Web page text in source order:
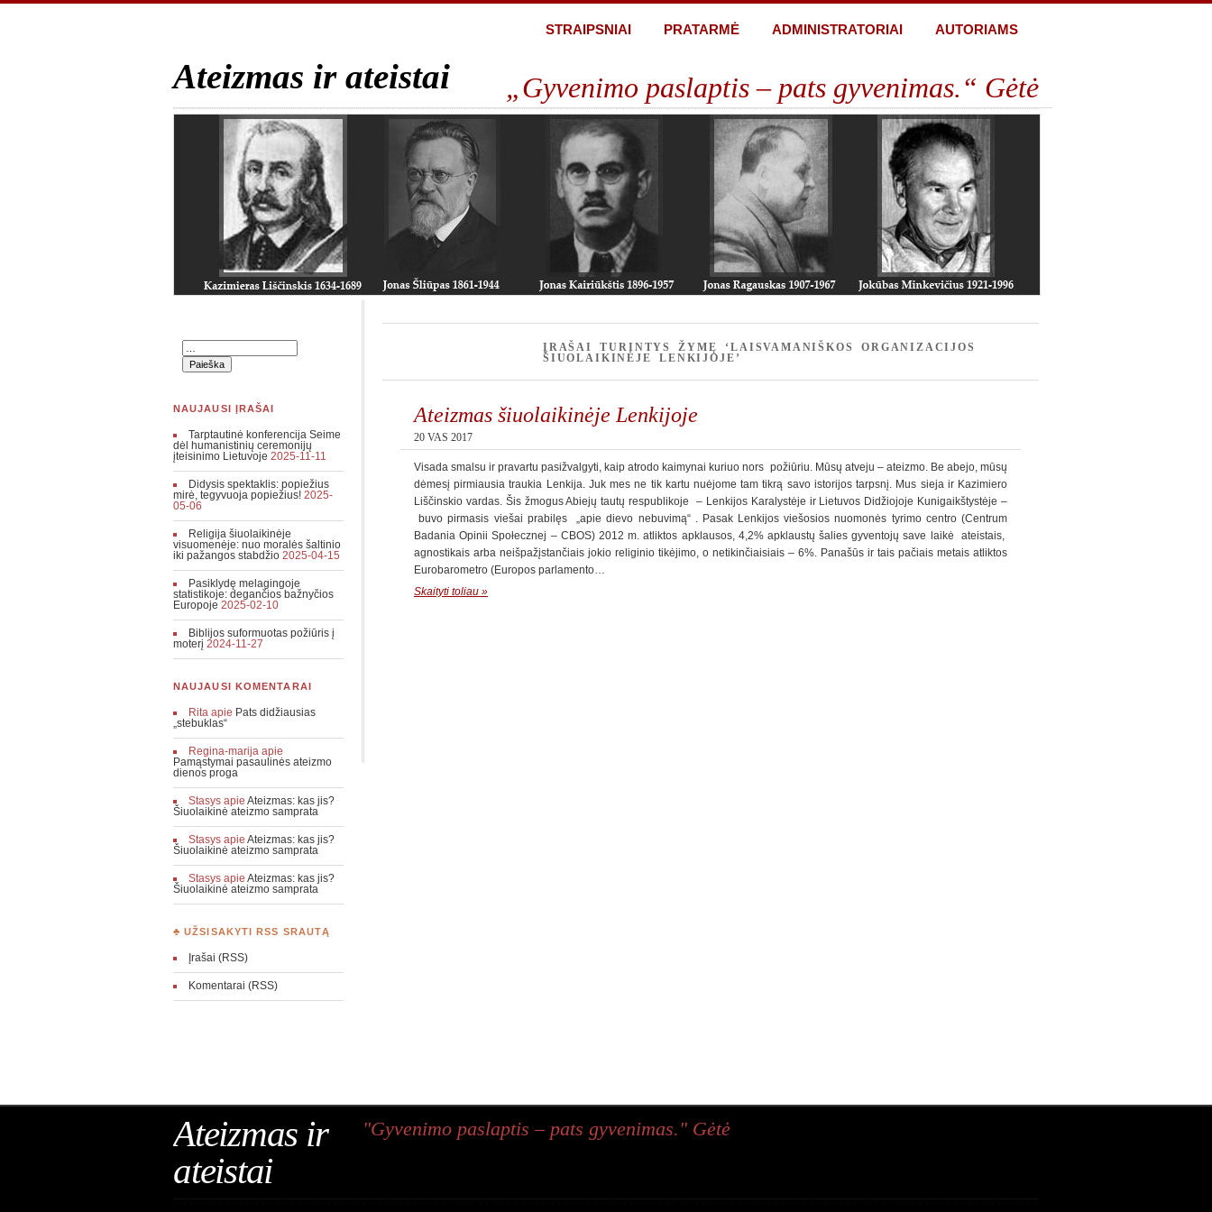
STRAIPSNIAI PRATARMĖ ADMINISTRATORIAI AUTORIAMS
Ateizmas ir ateistai „Gyvenimo paslaptis – pats gyvenimas.“ Gėtė
ĮRAŠAI TURINTYS ŽYMĘ ‘LAISVAMANIŠKOS ORGANIZACIJOS
ŠIUOLAIKINĖJE LENKIJOJE’
Ateizmas šiuolaikinėje Lenkijoje
20 VAS 2017
Visada smalsu ir pravartu pasižvalgyti, kaip atrodo kaimynai kuriuo nors požiūriu. Mūsų atveju – ateizmo. Be abejo, mūsų
dėmesį pirmiausia traukia Lenkija. Juk mes ne tik kartu nuėjome tam tikrą savo istorijos tarpsnį. Mus sieja ir Kazimiero
Liščinskio vardas. Šis žmogus Abiejų tautų respublikoje – Lenkijos Karalystėje ir Lietuvos Didžiojoje Kunigaikštystėje –
buvo pirmasis viešai prabilęs „apie dievo nebuvimą“ . Pasak Lenkijos viešosios nuomonės tyrimo centro (Centrum
Badania Opinii Społecznej – CBOS) 2012 m. atliktos apklausos, 4,2% apklaustų šalies gyventojų save laikė ateistais,
agnostikais arba neišpažįstančiais jokio religinio tikėjimo, o netikinčiaisiais – 6%. Panašūs ir tais pačiais metais atliktos
Eurobarometro (Europos parlamento…
Skaityti toliau »
NAUJAUSI ĮRAŠAI
Tarptautinė konferencija Seime
dėl humanistinių ceremonijų
įteisinimo Lietuvoje 2025-11-11
Didysis spektaklis: popiežius
mirė, tegyvuoja popiežius! 2025-
05-06
Religija šiuolaikinėje
visuomenėje: nuo moralės šaltinio
iki pažangos stabdžio 2025-04-15
Pasiklydę melagingoje
statistikoje: degančios bažnyčios
Europoje 2025-02-10
Biblijos suformuotas požiūris į
moterį 2024-11-27
NAUJAUSI KOMENTARAI
Rita apie Pats didžiausias
„stebuklas“
Regina-marija apie
Pamąstymai pasaulinės ateizmo
dienos proga
Stasys apieAteizmas: kas jis?
Šiuolaikinė ateizmo samprata
Stasys apieAteizmas: kas jis?
Šiuolaikinė ateizmo samprata
Stasys apieAteizmas: kas jis?
Šiuolaikinė ateizmo samprata
♣ UŽSISAKYTI RSS SRAUTĄ
Įrašai (RSS)
Komentarai (RSS)
Ateizmas ir
ateistai
"Gyvenimo paslaptis – pats gyvenimas." Gėtė